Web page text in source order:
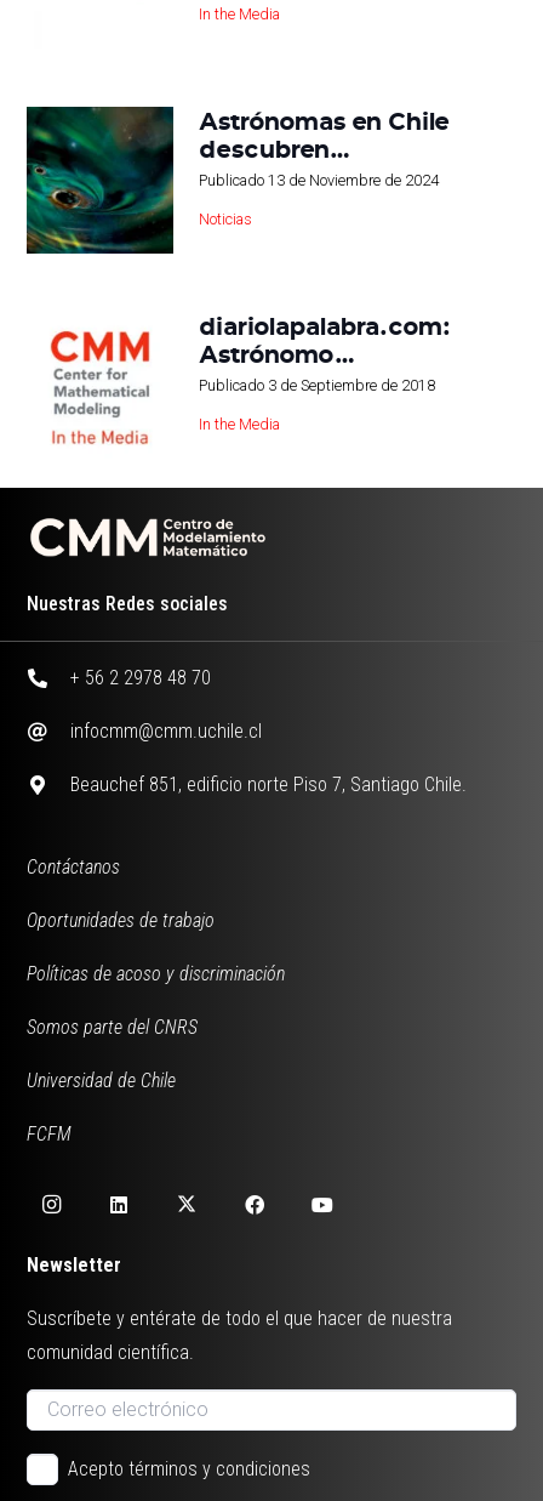
In the Media
Astrónomas en Chile
descubren…
Publicado 13 de Noviembre de 2024
Noticias
diariolapalabra.com:
Astrónomo…
Publicado 3 de Septiembre de 2018
In the Media
Nuestras Redes sociales
+ 56 2 2978 48 70
infocmm@cmm.uchile.cl
Beauchef 851, edificio norte Piso 7, Santiago Chile.
Contáctanos
Oportunidades de trabajo
Políticas de acoso y discriminación
Somos parte del CNRS
Universidad de Chile
FCFM
Newsletter
Suscríbete y entérate de todo el que hacer de nuestra
comunidad científica.
Acepto términos y condiciones